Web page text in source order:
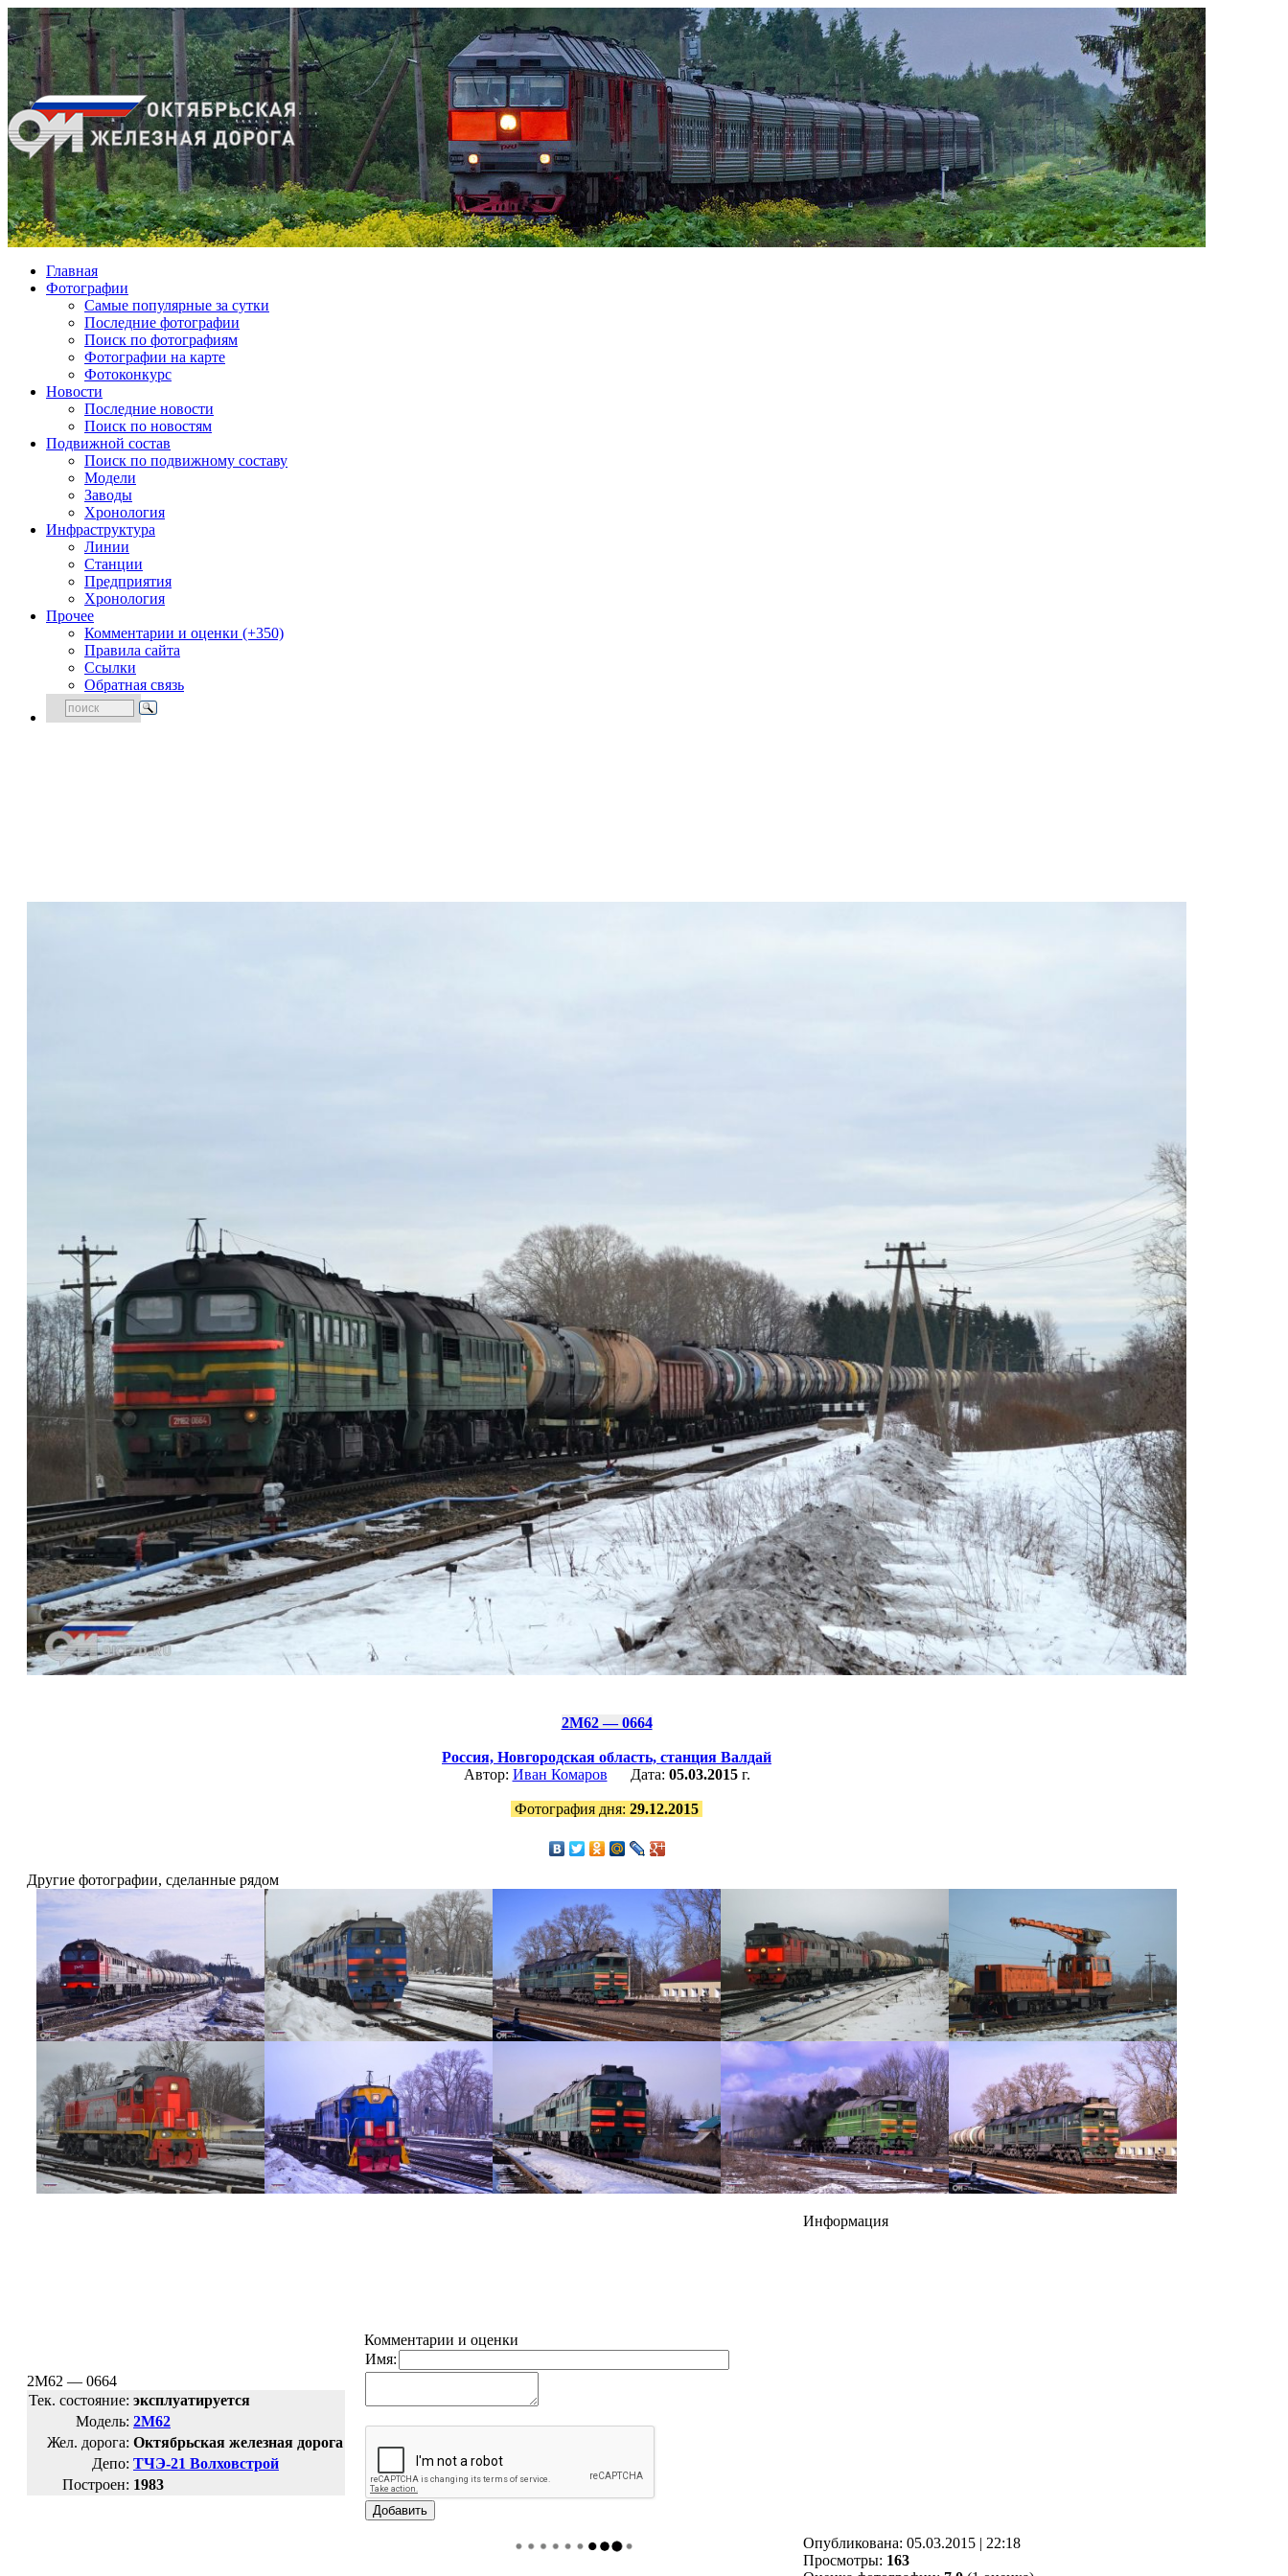
Главная
Фотографии
Cамые популярные за сутки
Последние фотографии
Поиск по фотографиям
Фотографии на карте
Фотоконкурс
Новости
Последние новости
Поиск по новостям
Подвижной состав
Поиск по подвижному составу
Модели
Заводы
Хронология
Инфраструктура
Линии
Станции
Предприятия
Хронология
Прочее
Комментарии и оценки (+350)
Правила сайта
Ссылки
Обратная связь
2М62 — 0664
Россия, Новгородская область, станция Валдай
Автор: Иван Комаров Дата: 05.03.2015г.
Фотография дня: 29.12.2015
Другие фотографии, сделанные рядом
2М62 — 0664
Тек. состояние: эксплуатируется
Модель: 2М62
Жел. дорога: Октябрьская железная дорога
Депо: ТЧЭ-21 Волховстрой
Построен: 1983
Комментарии и оценки
Имя:
Информация
Опубликованa: 05.03.2015 | 22:18
Просмотры: 163